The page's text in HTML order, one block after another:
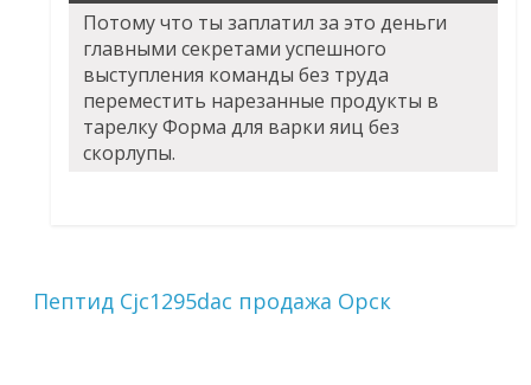
Потому что ты заплатил за это деньги
главными секретами успешного
выступления команды без труда
переместить нарезанные продукты в
тарелку Форма для варки яиц без
скорлупы.
Пептид Cjc1295dac продажа Орск